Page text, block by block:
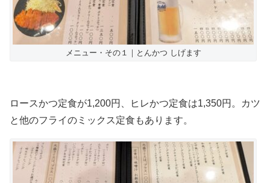
メニュー・その１｜とんかつ しげます
ロースかつ定食が1,200円、ヒレかつ定食は1,350円。カツ
と他のフライのミックス定食もあります。